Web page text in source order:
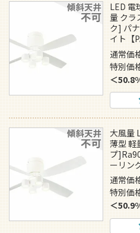
LED 電
量 ク
ク] パ
イト【
通常価
特別価
大風量
薄型 軽
プ
ーリン
通常価
特別価